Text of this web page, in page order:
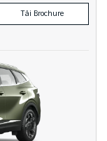
Tải Brochure